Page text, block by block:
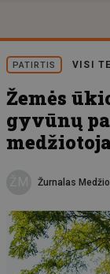
PATIRTIS VISI
Žemės
gyvūnų
Žurnalas